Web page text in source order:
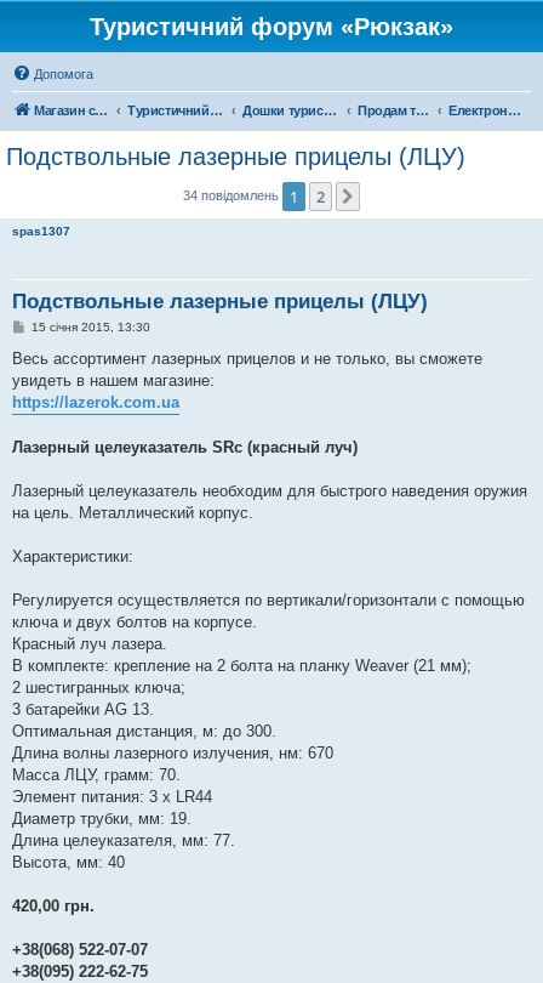
Туристичний форум «Рюкзак»
Допомога
Магазин спорядження Туристичний форум «Рюкзак» Дошки туристичних оголошень Продам туристичне спорядження Електроніка
Подствольные лазерные прицелы (ЛЦУ)
34 повідомлень 1 2
spas1307
Подствольные лазерные прицелы (ЛЦУ)
П
в
д
о
м
е
н
я
15 січня 2015, 13:30
Весь ассортимент лазерных прицелов и не только, вы сможете
увидеть в нашем магазине:
https://lazerok.com.ua
Лазерный целеуказатель SRс (красный луч)
Лазерный целеуказатель необходим для быстрого наведения оружия
на цель. Металлический корпус.
Характеристики:
Регулируется осуществляется по вертикали/горизонтали с помощью
ключа и двух болтов на корпусе.
Красный луч лазера.
В комплекте: крепление на 2 болта на планку Weaver (21 мм);
2 шестигранных ключа;
3 батарейки AG 13.
Оптимальная дистанция, м: до 300.
Длина волны лазерного излучения, нм: 670
Масса ЛЦУ, грамм: 70.
Элемент питания: 3 х LR44
Диаметр трубки, мм: 19.
Длина целеуказателя, мм: 77.
Высота, мм: 40
420,00 грн.
+38(068) 522-07-07
+38(095) 222-62-75